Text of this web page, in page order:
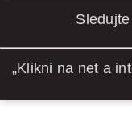
„Klikni na net a